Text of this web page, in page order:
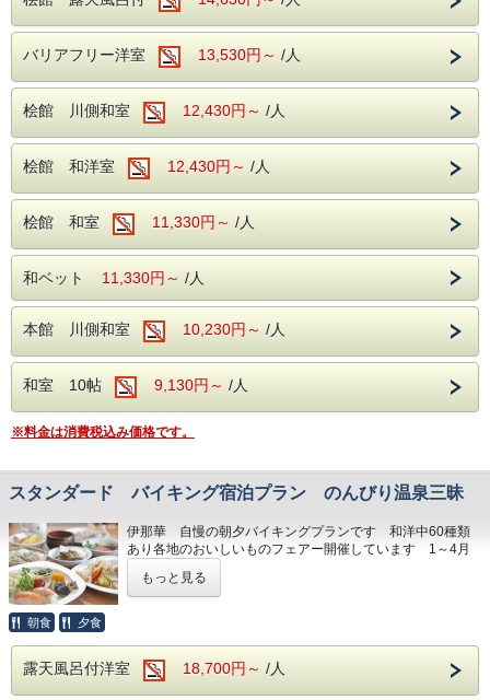
バリアフリー洋室 13,530円～ /人
桧館 川側和室 12,430円～ /人
桧館 和洋室 12,430円～ /人
桧館 和室 11,330円～ /人
和ベット 11,330円～ /人
本館 川側和室 10,230円～ /人
和室 10帖 9,130円～ /人
※料金は消費税込み価格です。
スタンダード バイキング宿泊プラン のんびり温泉三昧
伊那華 自慢の朝夕バイキングプランです 和洋中60種類
あり各地のおいしいものフェアー開催しています 1～4月
州・沖縄です
もっと見る
朝食 夕食
露天風呂付洋室 18,700円～ /人